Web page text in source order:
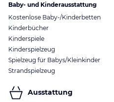
Baby- und Kinderausstattung
Kostenlose Baby-/Kinderbetten
Kinderbücher
Kinderspiele
Kinderspielzeug
Spielzeug für Babys/Kleinkinder
Strandspielzeug
Ausstattung